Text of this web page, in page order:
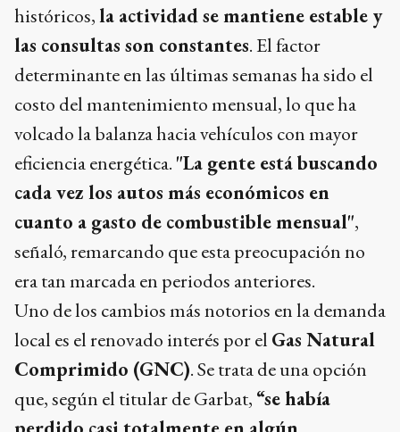
históricos,la actividad se mantiene estable y
las consultas son constantes. El factor
determinante en las últimas semanas ha sido el
costo del mantenimiento mensual, lo que ha
volcado la balanza hacia vehículos con mayor
eficiencia energética. "La gente está buscando
cada vez los autos más económicos en
cuanto a gasto de combustible mensual",
señaló, remarcando que esta preocupación no
era tan marcada en periodos anteriores.
Uno de los cambios más notorios en la demanda
local es el renovado interés por el Gas Natural
Comprimido (GNC). Se trata de una opción
que, según el titular de Garbat, “se había